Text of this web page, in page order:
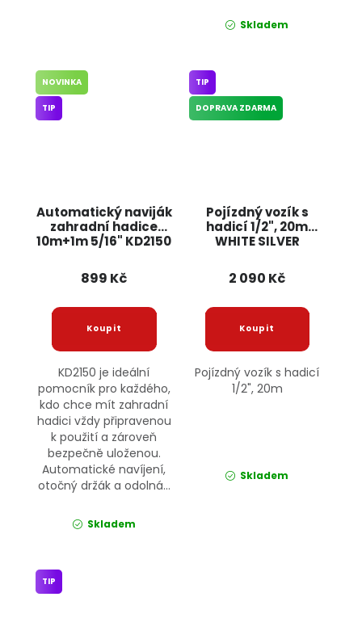
Skladem
Automatický naviják
zahradní hadice
10m+1m 5/16" KD2150
NOVINKA
TIP
899 Kč
KD2150 je ideální
pomocník pro každého,
kdo chce mít zahradní
hadici vždy připravenou
k použití a zároveň
bezpečně uloženou.
Automatické navíjení,
otočný držák a odolná...
Skladem
Pojízdný vozík s
hadicí 1/2", 20m
WHITE SILVER
TIP
DOPRAVA ZDARMA
2 090 Kč
Pojízdný vozík s hadicí
1/2", 20m
Skladem
TIP